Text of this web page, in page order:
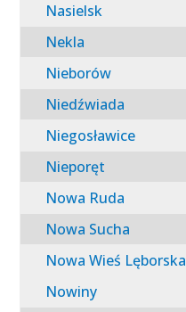
Nasielsk
Nekla
Nieborów
Niedźwiada
Niegosławice
Nieporęt
Nowa Ruda
Nowa Sucha
Nowa Wieś Lęborska
Nowiny